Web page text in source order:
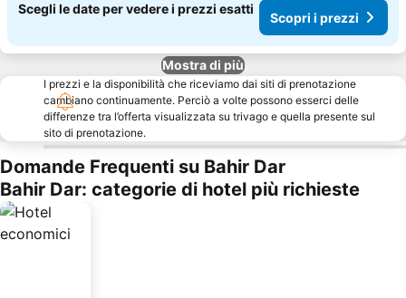
Scegli le date per vedere i prezzi esatti
Scopri i prezzi
Mostra di più
I prezzi e la disponibilità che riceviamo dai siti di prenotazione
cambiano continuamente. Perciò a volte possono esserci delle
differenze tra l’offerta visualizzata su trivago e quella presente sul
sito di prenotazione.
Domande Frequenti su Bahir Dar
Bahir Dar: categorie di hotel più richieste